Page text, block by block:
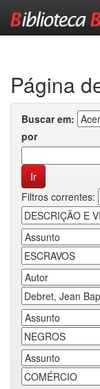
Página
Buscar em:
por
Filtros correntes: